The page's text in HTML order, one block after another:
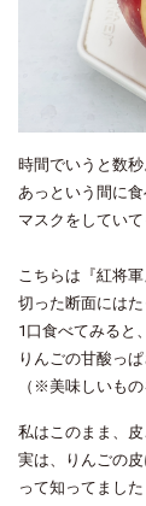
時間でいうと数秒
あっという間に食
マスクをしてい
こちらは『紅将軍
切った断面にはた
1口食べてみると
りんごの甘酸っ
（※美味しいも
私はこのまま、皮
実は、りんごの皮
って知ってました